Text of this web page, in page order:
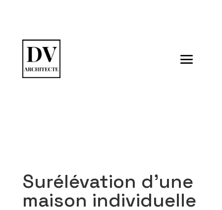
Surélévation d’une
maison individuelle